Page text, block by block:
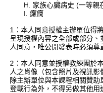
H. 家族心臟病史 (一等親
I. 癲癇
1：本人同意授權主辦單位得
呈現授權內容之全部或部分
人同意，唯公開發表時必須尊
2：本人同意並授權教練團於
人之肖像（包含照片及視訊影
除主辦單位與本課程相關贊
登載行為外，不得另做其他用